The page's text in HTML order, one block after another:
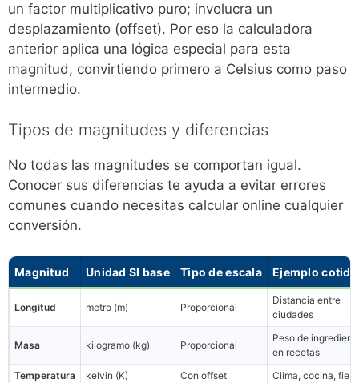
un factor multiplicativo puro; involucra un
desplazamiento (offset). Por eso la calculadora
anterior aplica una lógica especial para esta
magnitud, convirtiendo primero a Celsius como paso
intermedio.
Tipos de magnitudes y diferencias
No todas las magnitudes se comportan igual.
Conocer sus diferencias te ayuda a evitar errores
comunes cuando necesitas calcular online cualquier
conversión.
Magnitud Unidad SI base Tipo de escala Ejemplo
Longitud metro (m) Proporcional
Distancia entre
ciudades
Masa kilogramo (kg) Proporcional
Peso de
en recetas
Temperatura
kelvin (K) Con offset Clima, cocina,